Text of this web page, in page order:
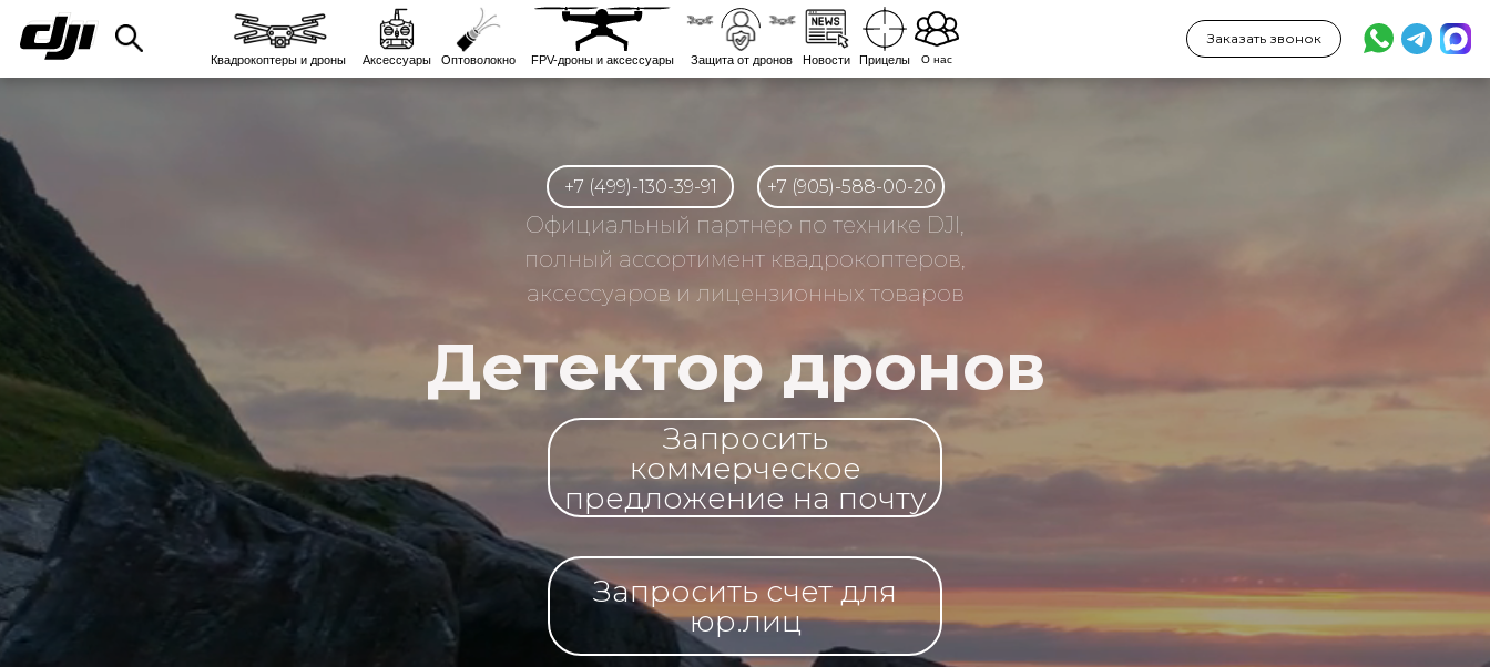
Заказать звонок
Квадрокоптеры и дроны Аксессуары Оптоволокно FPV-дроны и аксессуары Защита от дронов Новости Прицелы О нас
Детектор дронов
Официальный партнер по технике DJI,
полный ассортимент квадрокоптеров,
аксессуаров и лицензионных товаров
Запросить
коммерческое
предложение на почту
Запросить счет для
юр.лиц
+7 (499)-130-39-91 +7 (905)-588-00-20